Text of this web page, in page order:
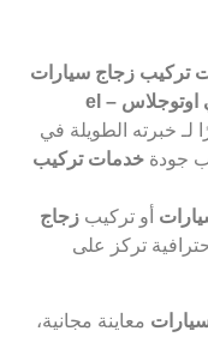
تركيب زجاج سيارات
السيسي اوتوجلاس – el
لـ خبرته الطويلة في
جودة خدمات تركيب
أو تركيب زجاج
تركز على
معاينة مجانية،